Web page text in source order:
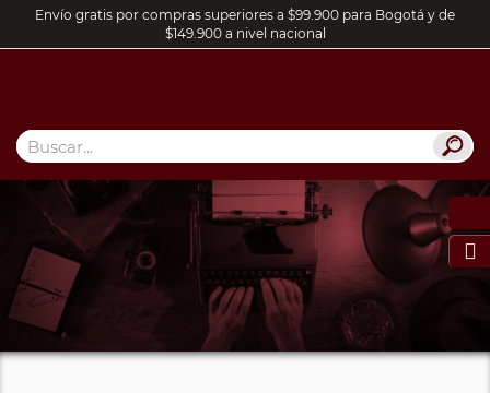
Envío gratis por compras superiores a $99.900 para Bogotá y de
$149.900 a nivel nacional
